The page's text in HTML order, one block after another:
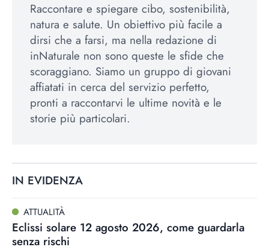
Raccontare e spiegare cibo, sostenibilità,
natura e salute. Un obiettivo più facile a
dirsi che a farsi, ma nella redazione di
inNaturale non sono queste le sfide che
scoraggiano. Siamo un gruppo di giovani
affiatati in cerca del servizio perfetto,
pronti a raccontarvi le ultime novità e le
storie più particolari.
IN EVIDENZA
ATTUALITÀ
Eclissi solare 12 agosto 2026, come guardarla
senza rischi